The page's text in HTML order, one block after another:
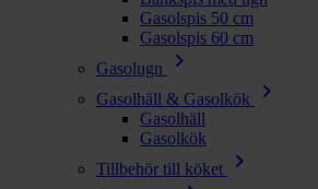
Gasolspis 50 cm
Gasolspis 60 cm
Gasolugn
chevron_right
Gasolhäll & Gasolkök chevron_right
Gasolhäll
Gasolkök
Tillbehör till köket
chevron_right